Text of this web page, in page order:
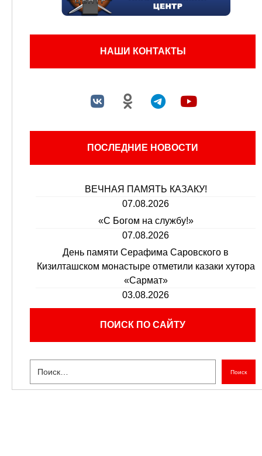
НАШИ КОНТАКТЫ
ПОСЛЕДНИЕ НОВОСТИ
ВЕЧНАЯ ПАМЯТЬ КАЗАКУ!
07.08.2026
«С Богом на службу!»
07.08.2026
День памяти Серафима Саровского в
Кизилташском монастыре отметили казаки хутора
«Сармат»
03.08.2026
ПОИСК ПО САЙТУ
Поиск